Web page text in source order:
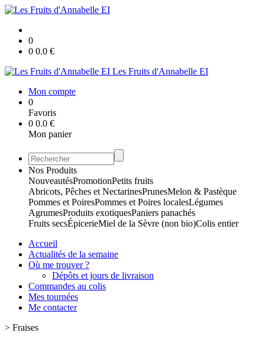
0
0 0.0 €
Les Fruits d'Annabelle EI
Mon compte
0
Favoris
0 0.0 €
Mon panier
Nos Produits
NouveautésPromotionPetits fruits
Abricots, Pêches et NectarinesPrunesMelon & Pastèque
Pommes et PoiresPommes et Poires localesLégumes
AgrumesProduits exotiquesPaniers panachés
Fruits secsÉpicerieMiel de la Sèvre (non bio)Colis entier
Accueil
Actualités de la semaine
Où me trouver ?
Dépôts et jours de livraison
Commandes au colis
Mes tournées
Me contacter
> Fraises